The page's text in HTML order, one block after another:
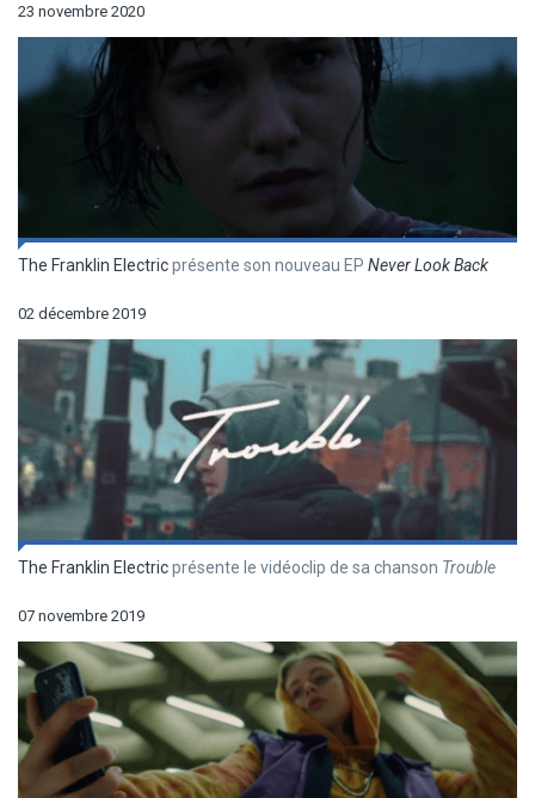
23 novembre 2020
The Franklin Electricprésente son nouveau EP Never Look Back
02 décembre 2019
The Franklin Electricprésente le vidéoclip de sa chanson Trouble
07 novembre 2019